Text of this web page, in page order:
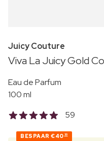
Juicy Couture
Viva La Juicy Gold
Eau de Parfum
100 ml
59
BESPAAR €40 30